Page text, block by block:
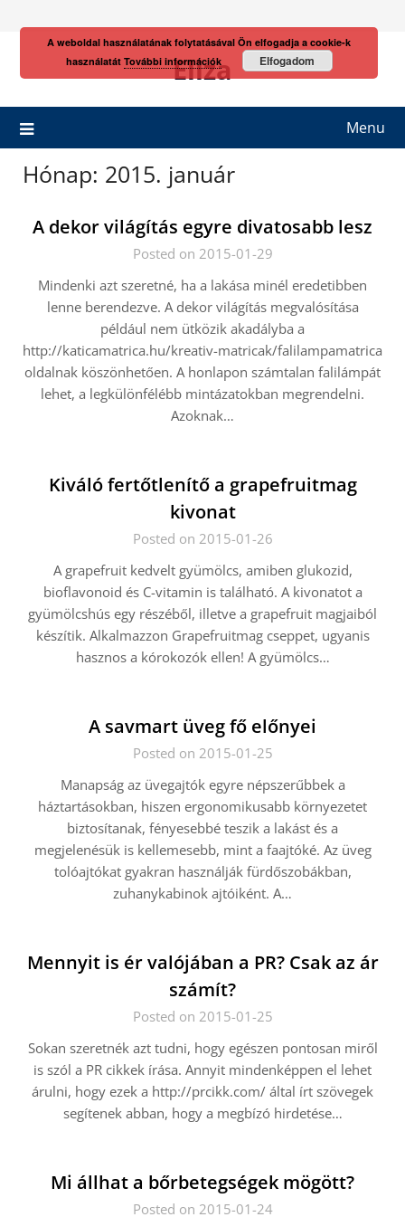
Eliza
Menu
Hónap: 2015. január
A dekor világítás egyre divatosabb lesz
Posted on 2015-01-29
Mindenki azt szeretné, ha a lakása minél eredetibben
lenne berendezve. A dekor világítás megvalósítása
például nem ütközik akadályba a
http://katicamatrica.hu/kreativ-matricak/falilampamatrica
oldalnak köszönhetően. A honlapon számtalan falilámpát
lehet, a legkülönfélébb mintázatokban megrendelni.
Azoknak…
Kiváló fertőtlenítő a grapefruitmag
kivonat
Posted on 2015-01-26
A grapefruit kedvelt gyümölcs, amiben glukozid,
bioflavonoid és C-vitamin is található. A kivonatot a
gyümölcshús egy részéből, illetve a grapefruit magjaiból
készítik. Alkalmazzon Grapefruitmag cseppet, ugyanis
hasznos a kórokozók ellen! A gyümölcs…
A savmart üveg fő előnyei
Posted on 2015-01-25
Manapság az üvegajtók egyre népszerűbbek a
háztartásokban, hiszen ergonomikusabb környezetet
biztosítanak, fényesebbé teszik a lakást és a
megjelenésük is kellemesebb, mint a faajtóké. Az üveg
tolóajtókat gyakran használják fürdőszobákban,
zuhanykabinok ajtóiként. A…
Mennyit is ér valójában a PR? Csak az ár
számít?
Posted on 2015-01-25
Sokan szeretnék azt tudni, hogy egészen pontosan miről
is szól a PR cikkek írása. Annyit mindenképpen el lehet
árulni, hogy ezek a http://prcikk.com/ által írt szövegek
segítenek abban, hogy a megbízó hirdetése…
Mi állhat a bőrbetegségek mögött?
Posted on 2015-01-24
A weboldal használatának folytatásával Ön elfogadja a cookie-k
használatát További információk Elfogadom